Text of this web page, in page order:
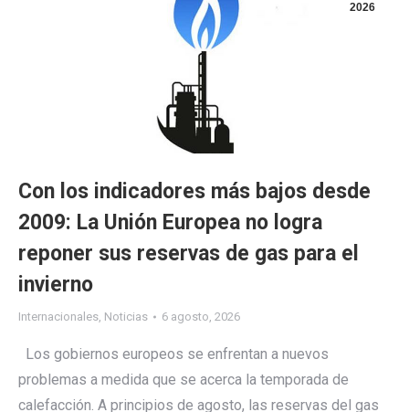
2026
Con los indicadores más bajos desde
2009: La Unión Europea no logra
reponer sus reservas de gas para el
invierno
Internacionales, Noticias 6 agosto, 2026
Los gobiernos europeos se enfrentan a nuevos
problemas a medida que se acerca la temporada de
calefacción. A principios de agosto, las reservas del gas